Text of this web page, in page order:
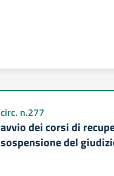
circ. n.277
avvio dei corsi di
sospensione del